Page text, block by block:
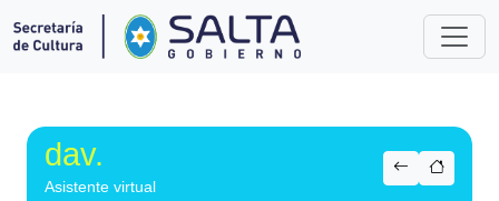
dav.
Asistente virtual